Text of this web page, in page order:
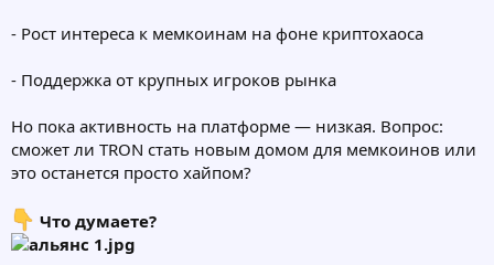
- Рост интереса к мемкоинам на фоне криптохаоса
- Поддержка от крупных игроков рынка
Но пока активность на платформе — низкая. Вопрос:
сможет ли TRON стать новым домом для мемкоинов или
это останется просто хайпом?
Что думаете?